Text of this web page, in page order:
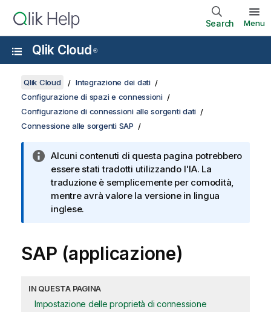
Search Menu
Qlik Cloud ®
Qlik Cloud
Integrazione dei dati
Configurazione di spazi e connessioni
Configurazione di connessioni alle sorgenti dati
Connessione alle sorgenti SAP
Alcuni contenuti di questa pagina potrebbero
essere stati tradotti utilizzando l'IA. La
traduzione è semplicemente per comodità,
mentre avrà valore la versione in lingua
inglese.
SAP (applicazione)
IN QUESTA PAGINA
Impostazione delle proprietà di connessione